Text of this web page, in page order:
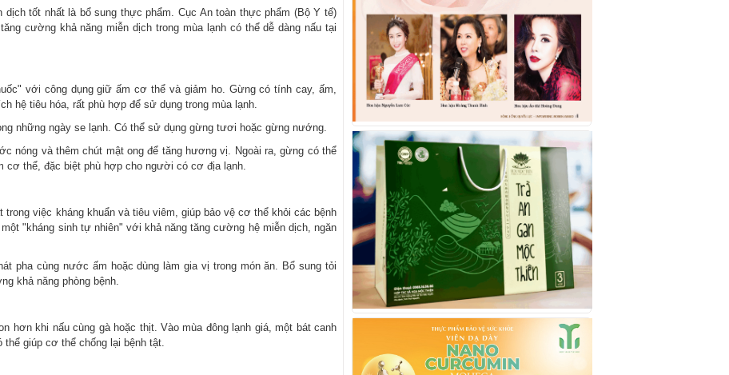
tốt nhất là bổ sung thực phẩm. Cục An toàn thực phẩm (Bộ Y tế)
cường khả năng miễn dịch trong mùa lạnh có thể dễ dàng nấu tại
với công dụng giữ ấm cơ thể và giảm ho. Gừng có tính cay, ấm,
hệ tiêu hóa, rất phù hợp để sử dụng trong mùa lạnh.
những ngày se lạnh. Có thể sử dụng gừng tươi hoặc gừng nướng.
nóng và thêm chút mật ong để tăng hương vị. Ngoài ra, gừng có thể
cơ thể, đặc biệt phù hợp cho người có cơ địa lạnh.
việc kháng khuẩn và tiêu viêm, giúp bảo vệ cơ thể khỏi các bệnh
"kháng sinh tự nhiên" với khả năng tăng cường hệ miễn dịch, ngăn
pha cùng nước ấm hoặc dùng làm gia vị trong món ăn. Bổ sung tỏi
khả năng phòng bệnh.
hơn khi nấu cùng gà hoặc thịt. Vào mùa đông lạnh giá, một bát canh
giúp cơ thể chống lại bệnh tật.